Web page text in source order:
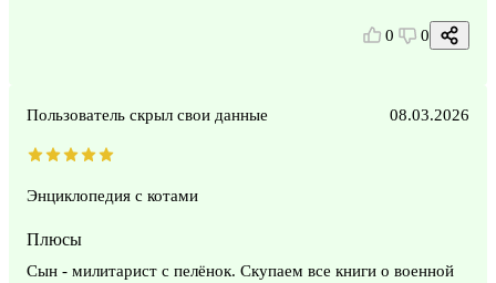
0 0
Пользователь скрыл свои данные 08.03.2026
Энциклопедия с котами
Плюсы
Сын - милитарист с пелёнок. Скупаем все книги о военной